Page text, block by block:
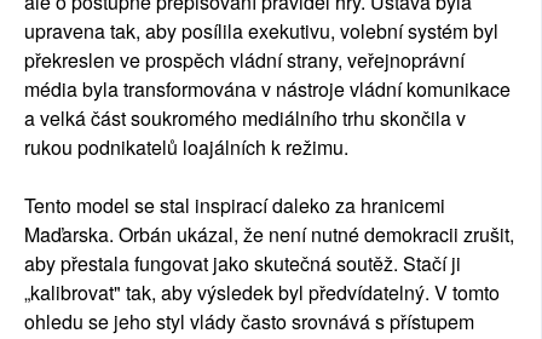
upravena tak, aby posílila exekutivu, volební systém byl
překreslen ve prospěch vládní strany, veřejnoprávní
média byla transformována v nástroje vládní komunikace
a velká část soukromého mediálního trhu skončila v
rukou podnikatelů loajálních k režimu.
Tento model se stal inspirací daleko za hranicemi
Maďarska. Orbán ukázal, že není nutné demokracii zrušit,
aby přestala fungovat jako skutečná soutěž. Stačí ji
„kalibrovat" tak, aby výsledek byl předvídatelný. V tomto
ohledu se jeho styl vlády často srovnává s přístupem